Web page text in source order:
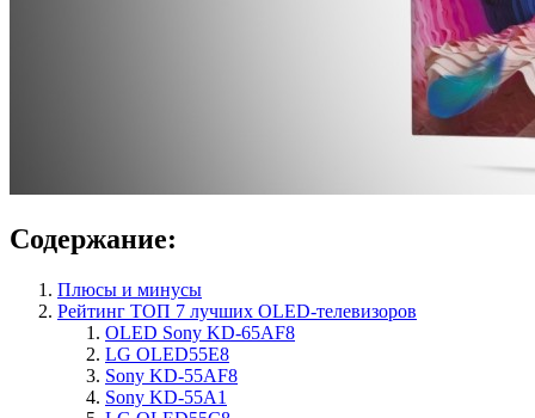
Содержание:
Плюсы и минусы
Рейтинг ТОП 7 лучших OLED-телевизоров
OLED Sony KD-65AF8
LG OLED55E8
Sony KD-55AF8
Sony KD-55A1